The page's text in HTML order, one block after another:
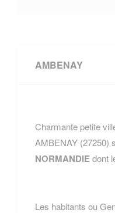
AMBENAY
Charmante petite
AMBENAY (27250)
NORMANDIEdont
Les habitants ou